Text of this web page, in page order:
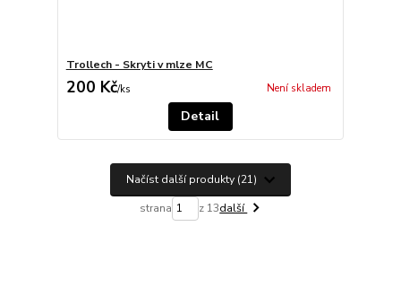
Trollech - Skryti v mlze MC
200 Kč/ks Není skladem
Detail
Načíst další produkty (21)
strana z 13další